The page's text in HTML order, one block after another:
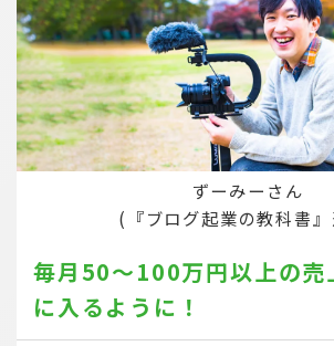
ずーみーさん
(『ブログ起業の教科書
毎月50～100万円以上の売
に入るように！